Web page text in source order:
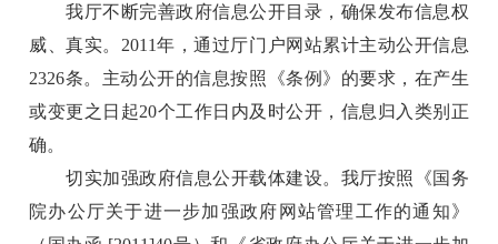
我厅不断完善政府信息公开目录，确保发布信息权
威、真实。2011年，通过厅门户网站累计主动公开信息
2326条。主动公开的信息按照《条例》的要求，在产生
或变更之日起20个工作日内及时公开，信息归入类别正
确。
切实加强政府信息公开载体建设。我厅按照《国务
院办公厅关于进一步加强政府网站管理工作的通知》